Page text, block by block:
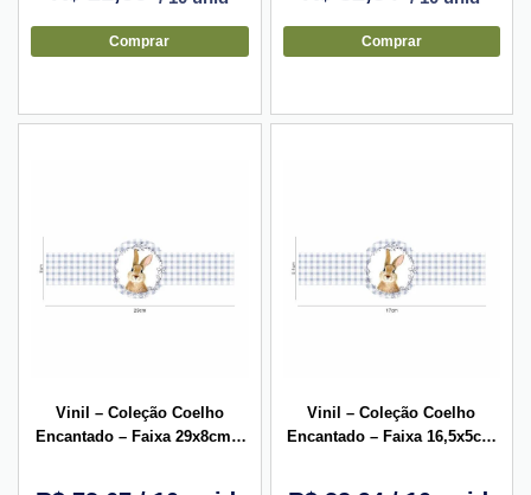
Comprar Comprar
Vinil – Coleção Coelho
Encantado – Faixa 29x8cm –
Vinil – Coleção Coelho
Encantado – Faixa 16,5x5cm